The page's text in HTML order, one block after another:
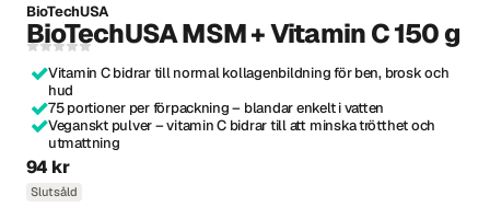
BioTechUSA
BioTechUSA MSM + Vitamin C 150 g
Vitamin C bidrar till normal kollagenbildning för ben, brosk och
hud
75 portioner per förpackning – blandar enkelt i vatten
Veganskt pulver – vitamin C bidrar till att minska trötthet och
utmattning
94 kr
Slutsåld